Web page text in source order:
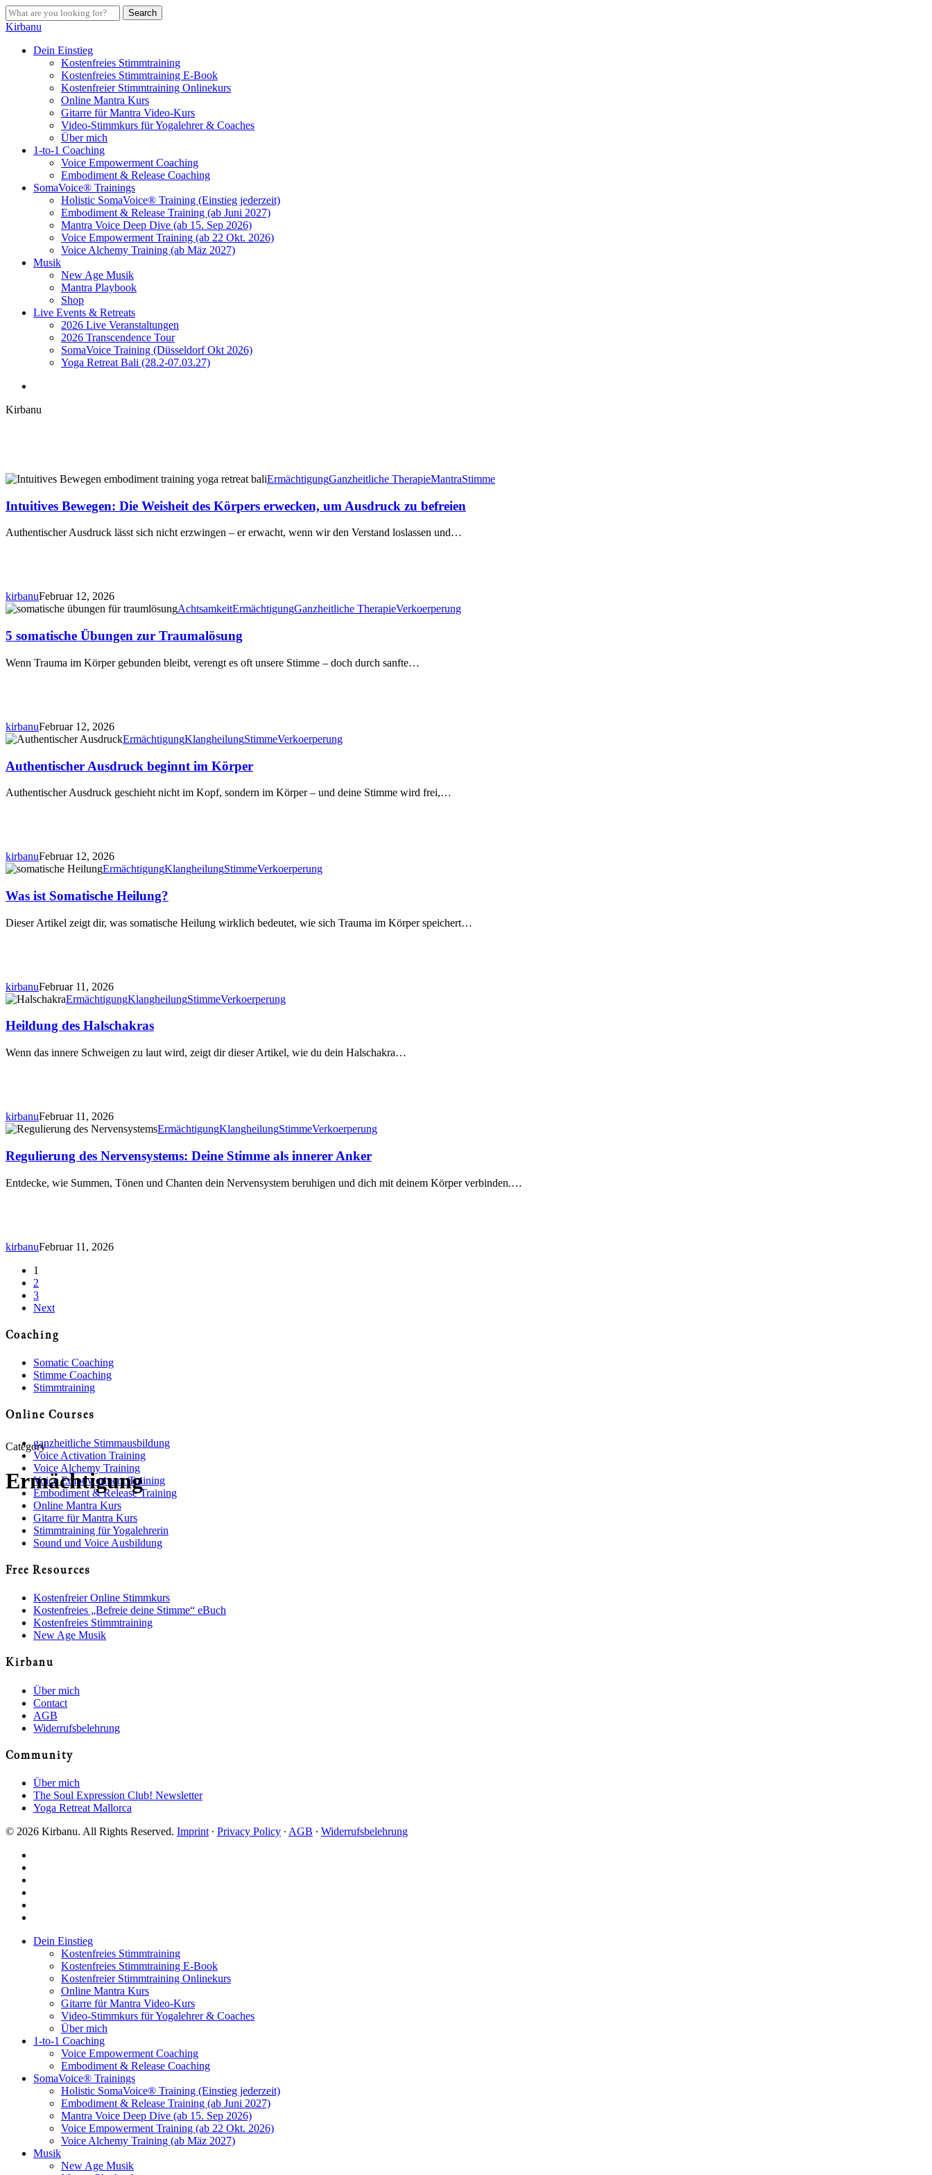
Skip
to
main
content
Search
Close
Kirbanu
search
Menu
Dein Einstieg
Kostenfreies Stimmtraining
Kostenfreies Stimmtraining E-Book
Kostenfreier Stimmtraining Onlinekurs
Online Mantra Kurs
Gitarre für Mantra Video-Kurs
Video-Stimmkurs für Yogalehrer & Coaches
Über mich
1-to-1 Coaching
Voice Empowerment Coaching
Embodiment & Release Coaching
SomaVoice® Trainings
Holistic SomaVoice® Training (Einstieg jederzeit)
Embodiment & Release Training (ab Juni 2027)
Mantra Voice Deep Dive (ab 15. Sep 2026)
Voice Empowerment Training (ab 22 Okt. 2026)
Voice Alchemy Training (ab Mäz 2027)
Musik
New Age Musik
Mantra Playbook
Shop
Live Events & Retreats
2026 Live Veranstaltungen
2026 Transcendence Tour
SomaVoice Training (Düsseldorf Okt 2026)
Yoga Retreat Bali (28.2-07.03.27)
Kirbanu
Category
Ermächtigung
Intuitives
Die
Weisheit
des
zu
befreien
ErmächtigungGanzheitliche TherapieMantraStimme
Intuitives Bewegen: Die Weisheit des Körpers erwecken, um Ausdruck zu befreien
Authentischer Ausdruck lässt sich nicht erzwingen – er erwacht, wenn wir den Verstand loslassen und…
kirbanuFebruar 12, 2026
5
Übungen
zur
Traumalösung
AchtsamkeitErmächtigungGanzheitliche TherapieVerkoerperung
5 somatische Übungen zur Traumalösung
Wenn Trauma im Körper gebunden bleibt, verengt es oft unsere Stimme – doch durch sanfte…
kirbanuFebruar 12, 2026
Authentischer
beginnt
im
Körper
ErmächtigungKlangheilungStimmeVerkoerperung
Authentischer Ausdruck beginnt im Körper
Authentischer Ausdruck geschieht nicht im Kopf, sondern im Körper – und deine Stimme wird frei,…
kirbanuFebruar 12, 2026
Was
Somatische
Heilung?
ErmächtigungKlangheilungStimmeVerkoerperung
Was ist Somatische Heilung?
Dieser Artikel zeigt dir, was somatische Heilung wirklich bedeutet, wie sich Trauma im Körper speichert…
kirbanuFebruar 11, 2026
Heildung
Halschakras
ErmächtigungKlangheilungStimmeVerkoerperung
Heildung des Halschakras
Wenn das innere Schweigen zu laut wird, zeigt dir dieser Artikel, wie du dein Halschakra…
kirbanuFebruar 11, 2026
Regulierung
Nervensystems:
Deine
Stimme
als
ErmächtigungKlangheilungStimmeVerkoerperung
Regulierung des Nervensystems: Deine Stimme als innerer Anker
Entdecke, wie Summen, Tönen und Chanten dein Nervensystem beruhigen und dich mit deinem Körper verbinden.…
kirbanuFebruar 11, 2026
1
2
3
Next
Coaching
Somatic Coaching
Stimme Coaching
Stimmtraining
Online Courses
ganzheitliche Stimmausbildung
Voice Activation Training
Voice Alchemy Training
Voice Empowerment Training
Embodiment & Release Training
Online Mantra Kurs
Gitarre für Mantra Kurs
Stimmtraining für Yogalehrerin
Sound und Voice Ausbildung
Free Resources
Kostenfreier Online Stimmkurs
Kostenfreies „Befreie deine Stimme“ eBuch
Kostenfreies Stimmtraining
New Age Musik
Kirbanu
Über mich
Contact
AGB
Widerrufsbelehrung
Community
Über mich
The Soul Expression Club! Newsletter
Yoga Retreat Mallorca
© 2026 Kirbanu. All Rights Reserved. Imprint ∙ Privacy Policy ∙ AGB ∙ Widerrufsbelehrung
Close
Dein Einstieg
Kostenfreies Stimmtraining
Kostenfreies Stimmtraining E-Book
Kostenfreier Stimmtraining Onlinekurs
Online Mantra Kurs
Gitarre für Mantra Video-Kurs
Video-Stimmkurs für Yogalehrer & Coaches
Über mich
1-to-1 Coaching
Voice Empowerment Coaching
Embodiment & Release Coaching
SomaVoice® Trainings
Holistic SomaVoice® Training (Einstieg jederzeit)
Embodiment & Release Training (ab Juni 2027)
Mantra Voice Deep Dive (ab 15. Sep 2026)
Voice Empowerment Training (ab 22 Okt. 2026)
Voice Alchemy Training (ab Mäz 2027)
Musik
New Age Musik